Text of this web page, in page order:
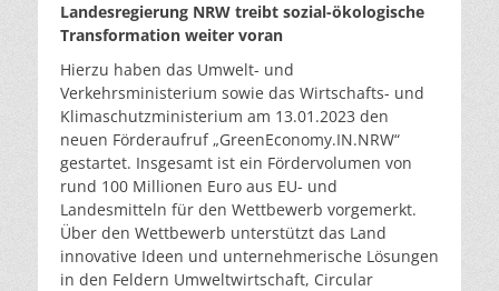
Landesregierung NRW treibt sozial-ökologische
Transformation weiter voran
Hierzu haben das Umwelt- und
Verkehrsministerium sowie das Wirtschafts- und
Klimaschutzministerium am 13.01.2023 den
neuen Förderaufruf „GreenEconomy.IN.NRW“
gestartet. Insgesamt ist ein Fördervolumen von
rund 100 Millionen Euro aus EU- und
Landesmitteln für den Wettbewerb vorgemerkt.
Über den Wettbewerb unterstützt das Land
innovative Ideen und unternehmerische Lösungen
in den Feldern Umweltwirtschaft, Circular